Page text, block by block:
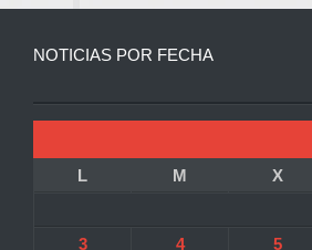
NOTICIAS POR FECHA
L
M X
3
4 5